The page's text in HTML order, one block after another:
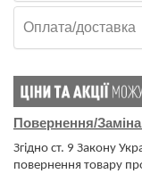
Оплата/доставка
Повернення/
Згідно ст. 9 Закону
повернення товару